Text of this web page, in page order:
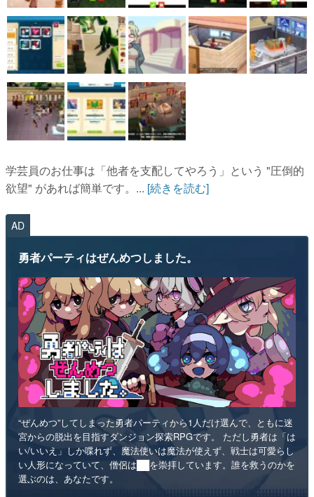
学芸員のお仕事は「他者を支配してやろう」という "圧倒的
欲望" があれば簡単です。... [続きを読む]
AD
勇者パーティはぜんめつしました。
“ぜんめつ”してしまった勇者パーティから1人だけ選んで、ともに迷
宮からの脱出を目指すダンジョン探索RPGです。 ただし勇者は「は
い/いいえ」しか喋れず、魔法使いは魔法が使えず、戦士は可愛らし
い人形になっていて、僧侶は██を崇拝しています。誰を救うのかを
選ぶのは、あなたです。